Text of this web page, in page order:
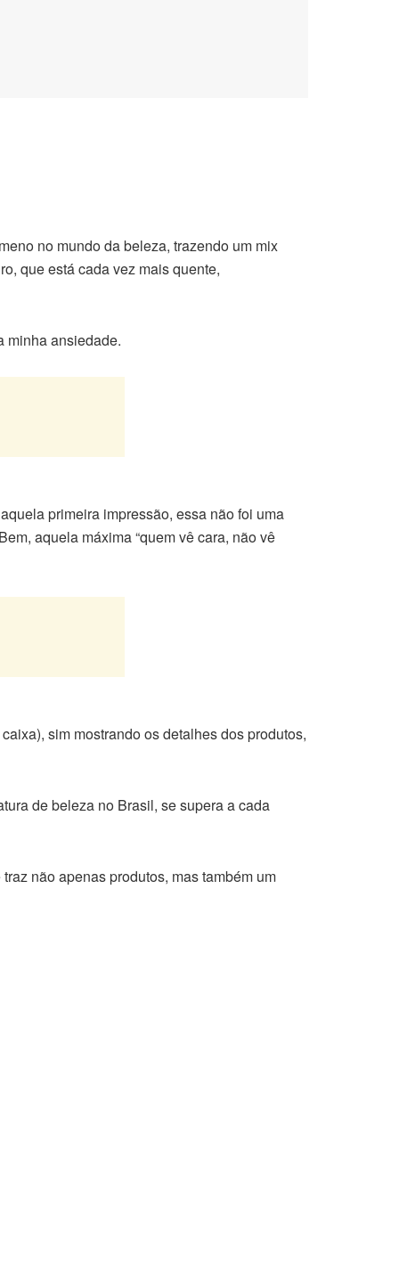
no mundo da beleza, trazendo um mix
que está cada vez mais quente,
minha ansiedade.
primeira impressão, essa não foi uma
aquela máxima “quem vê cara, não vê
sim mostrando os detalhes dos produtos,
de beleza no Brasil, se supera a cada
não apenas produtos, mas também um